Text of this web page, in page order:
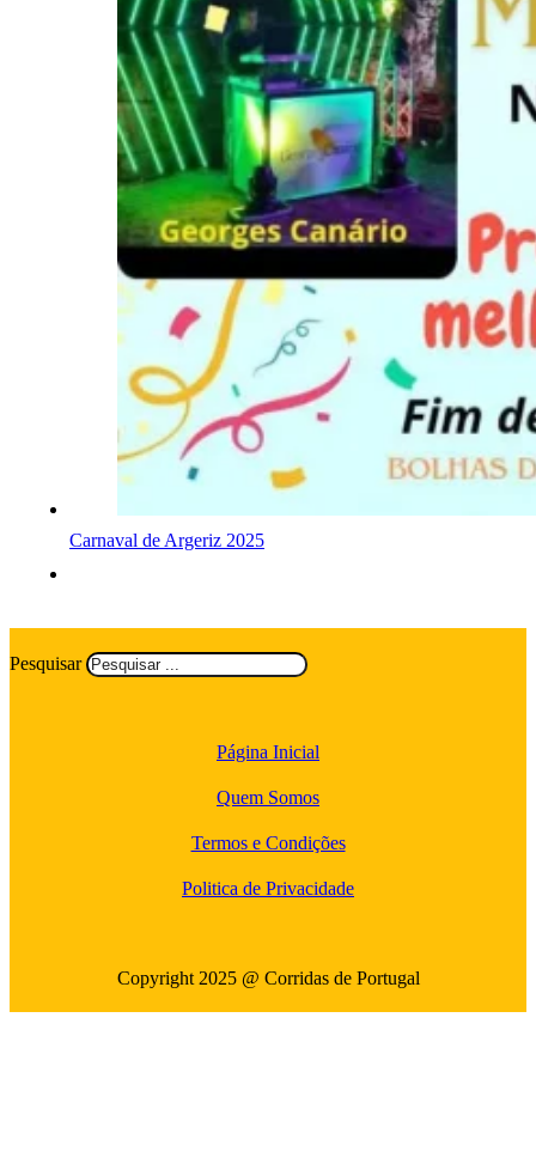
Carnaval de Argeriz 2025
Pesquisar
Página Inicial
Quem Somos
Termos e Condições
Politica de Privacidade
Copyright 2025 @ Corridas de Portugal